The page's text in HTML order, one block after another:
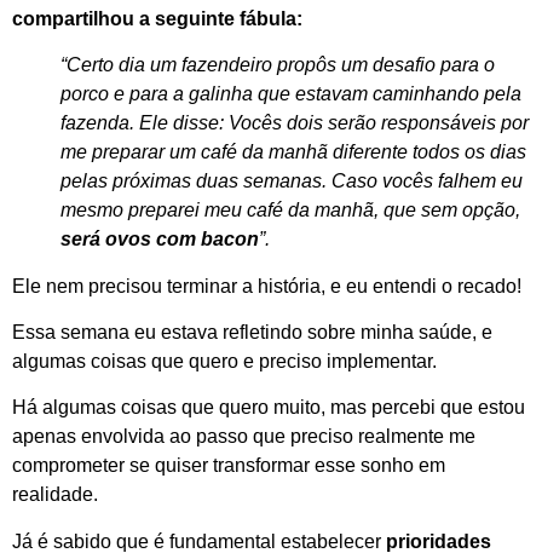
compartilhou a seguinte fábula:
“Certo dia um fazendeiro propôs um desafio para o
porco e para a galinha que estavam caminhando pela
fazenda. Ele disse: Vocês dois serão responsáveis por
me preparar um café da manhã diferente todos os dias
pelas próximas duas semanas. Caso vocês falhem eu
mesmo preparei meu café da manhã, que sem opção,
será ovos com bacon”.
Ele nem precisou terminar a história, e eu entendi o recado!
Essa semana eu estava refletindo sobre minha saúde, e
algumas coisas que quero e preciso implementar.
Há algumas coisas que quero muito, mas percebi que estou
apenas envolvida ao passo que preciso realmente me
comprometer se quiser transformar esse sonho em
realidade.
Já é sabido que é fundamental estabelecer prioridades